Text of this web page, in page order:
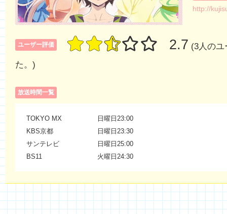
http://
ユーザー評価 2.7 (3人の
た。)
放送時間一覧
TOKYO MX
日曜日23:00
KBS京都
日曜日23:30
サンテレビ
日曜日25:00
BS11
火曜日24:30